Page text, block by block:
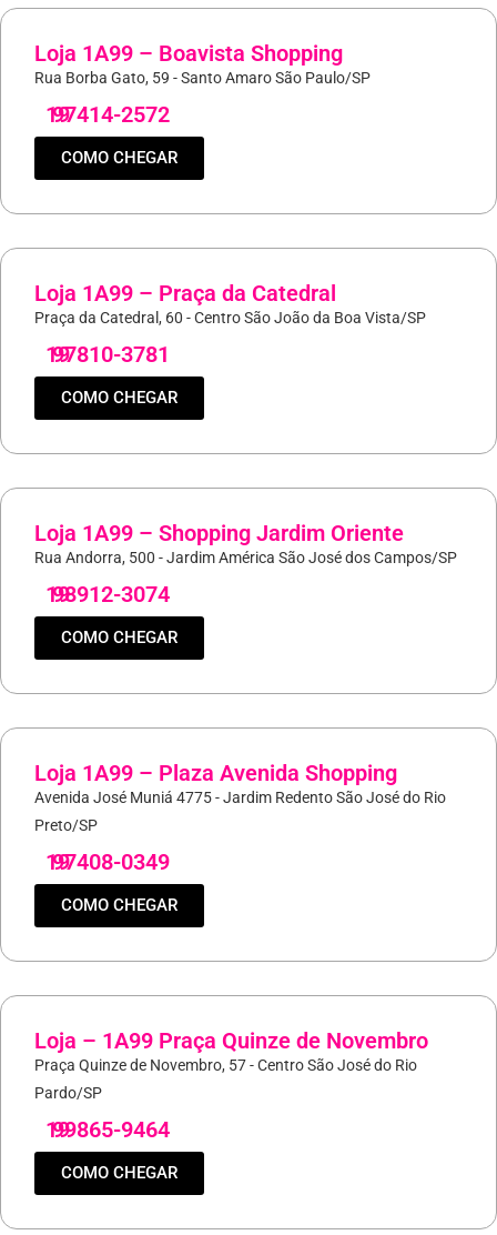
Loja 1A99 – Boavista Shopping
Rua Borba Gato, 59 - Santo Amaro São Paulo/SP
19
97414-2572
COMO CHEGAR
Loja 1A99 – Praça da Catedral
Praça da Catedral, 60 - Centro São João da Boa Vista/SP
19
97810-3781
COMO CHEGAR
Loja 1A99 – Shopping Jardim Oriente
Rua Andorra, 500 - Jardim América São José dos Campos/SP
19
98912-3074
COMO CHEGAR
Loja 1A99 – Plaza Avenida Shopping
Avenida José Muniá 4775 - Jardim Redento São José do Rio
Preto/SP
19
97408-0349
COMO CHEGAR
Loja – 1A99 Praça Quinze de Novembro
Praça Quinze de Novembro, 57 - Centro São José do Rio
Pardo/SP
19
99865-9464
COMO CHEGAR